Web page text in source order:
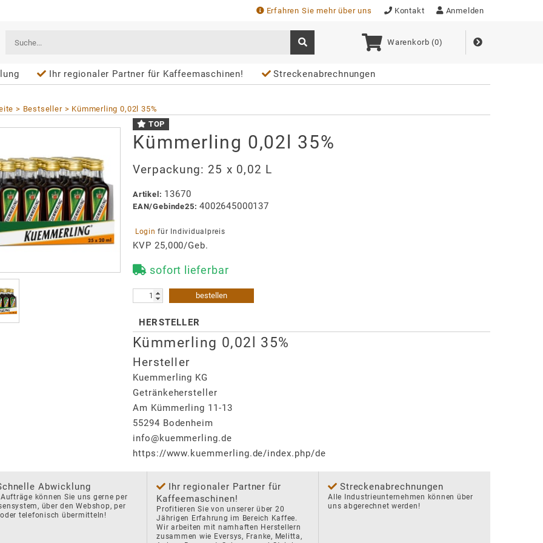
Erfahren Sie mehr über uns Kontakt Anmelden
Warenkorb (0)
Ihr regionaler Partner für Kaffeemaschinen! Streckenabrechnungen
Bestseller
Kümmerling 0,02l 35%
TOP
Kümmerling 0,02l 35%
Verpackung: 25 x 0,02 L
Artikel : 13670
EAN/Gebinde25: 4002645000137
Login für Individualpreis
KVP 25,000/Geb.
sofort lieferbar
bestellen
HERSTELLER
Kümmerling 0,02l 35%
Hersteller
Kuemmerling KG
Getränkehersteller
Am Kümmerling 11-13
55294 Bodenheim
info@kuemmerling.de
https://www.kuemmerling.de/index.php/de
Abwicklung
Aufträge können Sie uns gerne per
über den Webshop, per
oder telefonisch übermitteln!
Ihr regionaler Partner für
Kaffeemaschinen!
Profitieren Sie von unserer über 20
Jährigen Erfahrung im Bereich Kaffee.
Wir arbeiten mit namhaften Herstellern
zusammen wie Eversys, Franke, Melitta,
Streckenabrechnungen
Alle Industrieunternehmen können über
uns abgerechnet werden!